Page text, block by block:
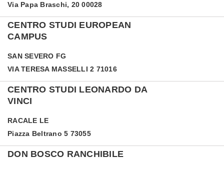
Via Papa Braschi, 20 00028
CENTRO STUDI EUROPEAN
CAMPUS
SAN SEVERO FG
VIA TERESA MASSELLI 2 71016
CENTRO STUDI LEONARDO DA
VINCI
RACALE LE
Piazza Beltrano 5 73055
DON BOSCO RANCHIBILE